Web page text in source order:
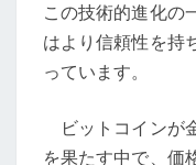
この技術的進化の
はより信頼性を持
っています。
ビットコインが
を果たす中で、価